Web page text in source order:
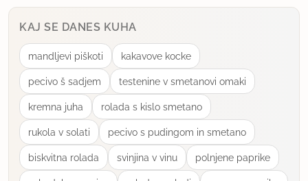
KAJ SE DANES KUHA
mandljevi piškoti kakavove kocke
pecivo š sadjem testenine v smetanovi omaki
kremna juha rolada s kislo smetano
rukola v solati pecivo s pudingom in smetano
biskvitna rolada svinjina v vinu polnjene paprike